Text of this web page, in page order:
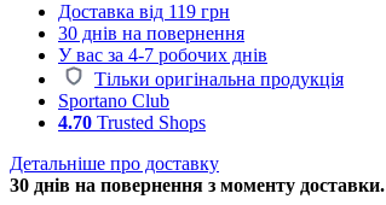
Доставка від 119 грн
30 днів на повернення
У вас за 4-7 робочих днів
Тільки оригінальна продукція
Sportano Club
4.70 Trusted Shops
Детальніше про доставку
30 днів на повернення з моменту доставки.